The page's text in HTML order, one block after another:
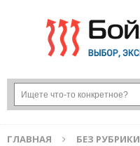
ГЛАВНАЯ БЕЗ РУБРИКИ